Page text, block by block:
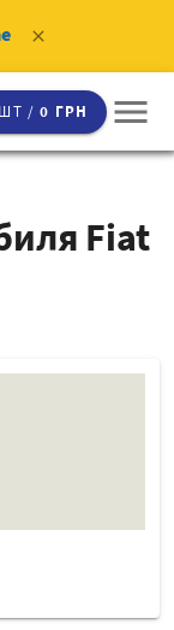
clear
/0 ГРН menu
Fiat